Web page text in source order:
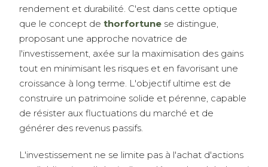
rendement et durabilité. C'est dans cette optique
que le concept de thorfortune se distingue,
proposant une approche novatrice de
l'investissement, axée sur la maximisation des gains
tout en minimisant les risques et en favorisant une
croissance à long terme. L'objectif ultime est de
construire un patrimoine solide et pérenne, capable
de résister aux fluctuations du marché et de
générer des revenus passifs.
L'investissement ne se limite pas à l'achat d'actions